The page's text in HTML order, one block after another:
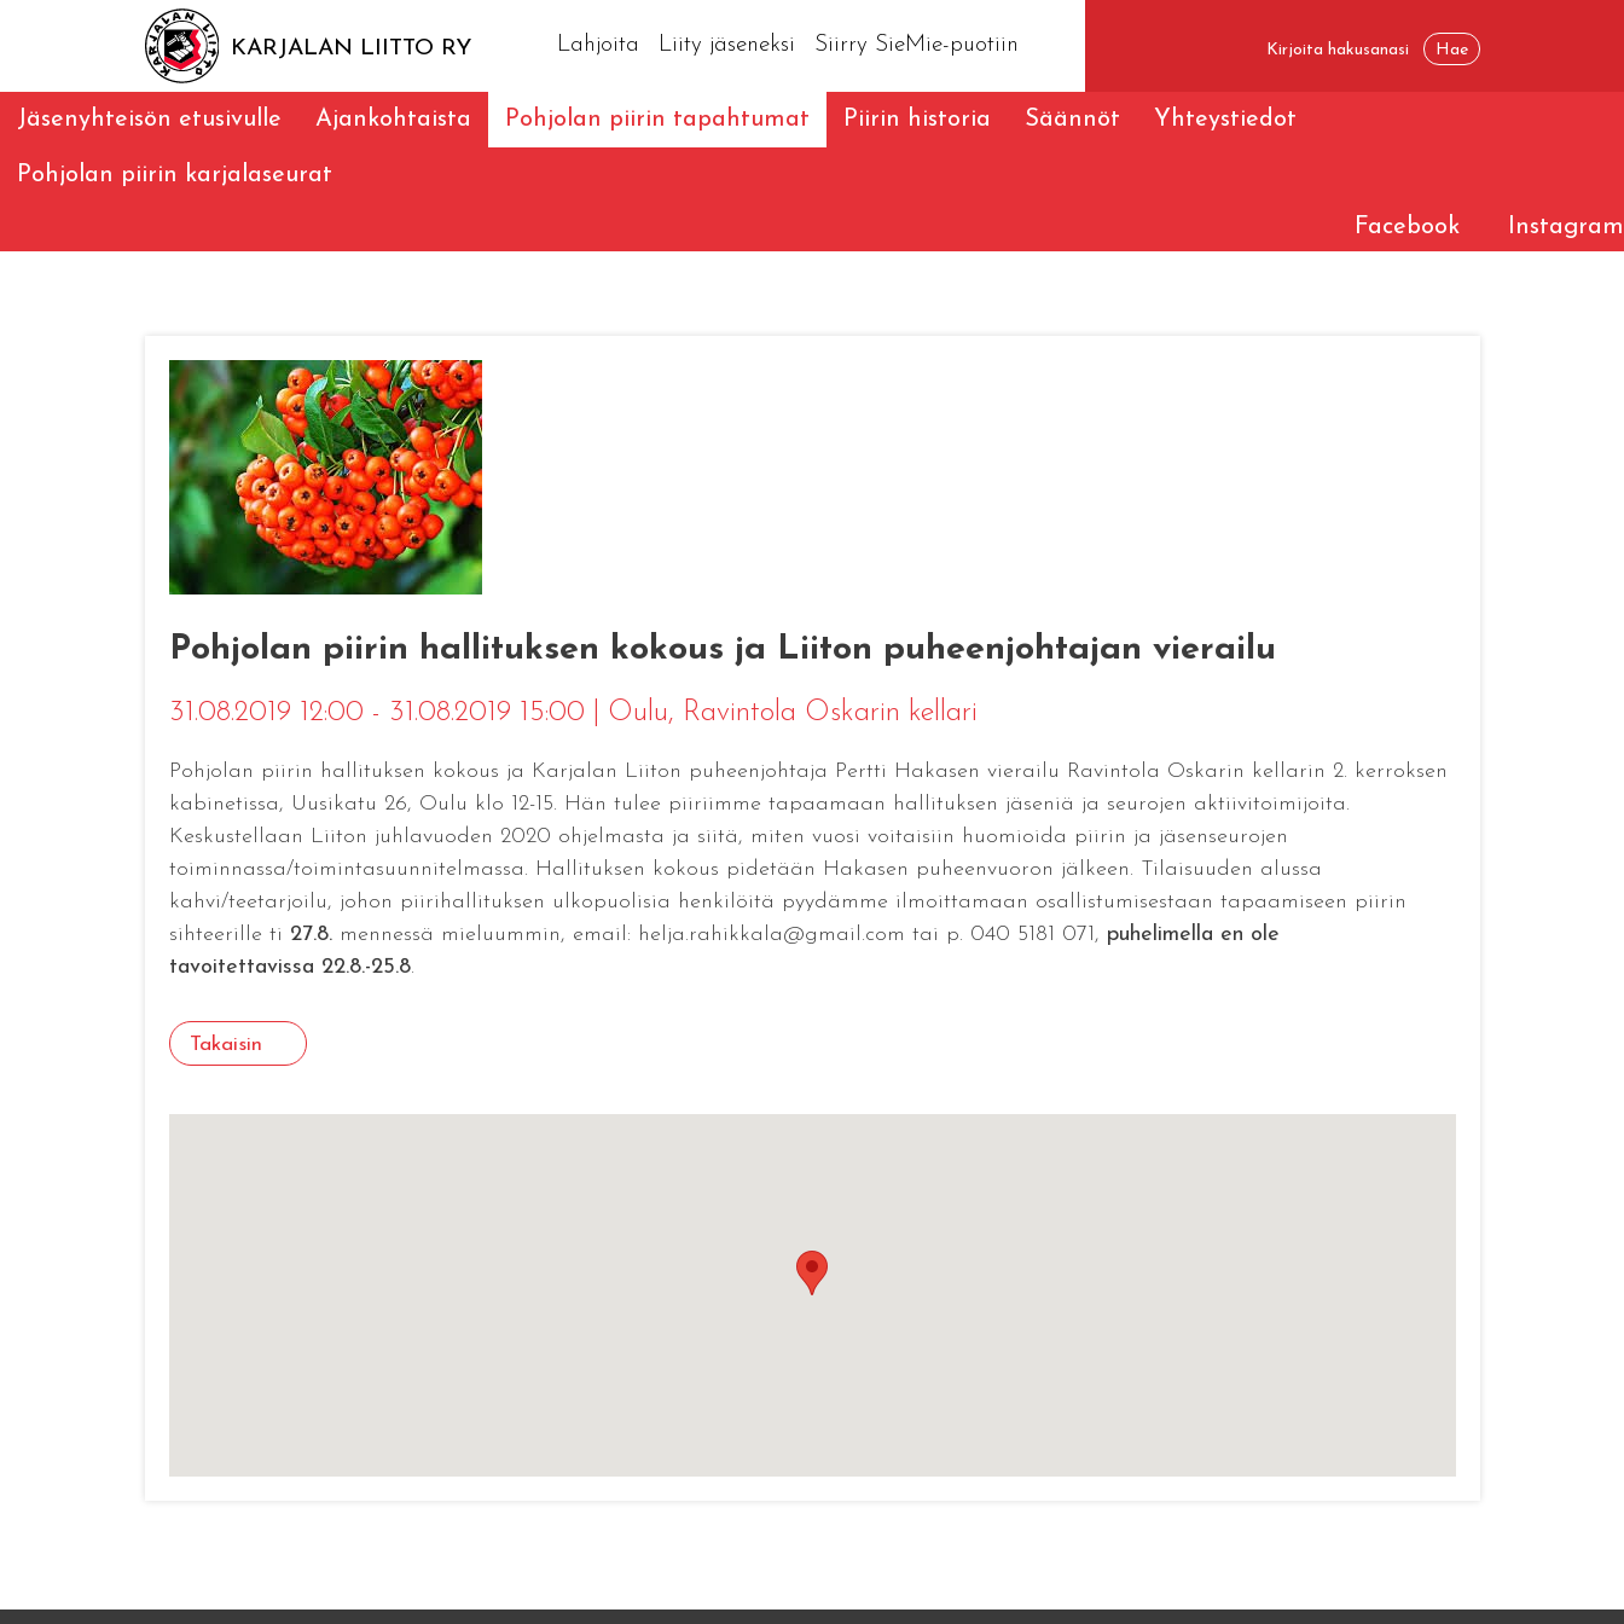
KARJALAN LIITTO RY Lahjoita Liity jäseneksi Siirry SieMie-puotiin
Jäsenyhteisön etusivulle Ajankohtaista Pohjolan piirin tapahtumat Piirin historia Säännöt Yhteystiedot
Pohjolan piirin karjalaseurat
Facebook Instagram
Pohjolan piirin hallituksen kokous ja Liiton puheenjohtajan vierailu
31.08.2019 12:00 - 31.08.2019 15:00 Oulu, Ravintola Oskarin kellari
Pohjolan piirin hallituksen kokous ja Karjalan Liiton puheenjohtaja Pertti Hakasen vierailu Ravintola Oskarin kellarin 2. kerroksen
kabinetissa, Uusikatu 26, Oulu klo 12-15. Hän tulee piiriimme tapaamaan hallituksen jäseniä ja seurojen aktiivitoimijoita.
Keskustellaan Liiton juhlavuoden 2020 ohjelmasta ja siitä, miten vuosi voitaisiin huomioida piirin ja jäsenseurojen
toiminnassa/toimintasuunnitelmassa. Hallituksen kokous pidetään Hakasen puheenvuoron jälkeen. Tilaisuuden alussa
kahvi/teetarjoilu, johon piirihallituksen ulkopuolisia henkilöitä pyydämme ilmoittamaan osallistumisestaan tapaamiseen piirin
sihteerille ti 27.8.mennessä mieluummin, email: helja.rahikkala@gmail.com tai p. 040 5181 071, puhelimella en ole
tavoitettavissa 22.8.-25.8.
Takaisin